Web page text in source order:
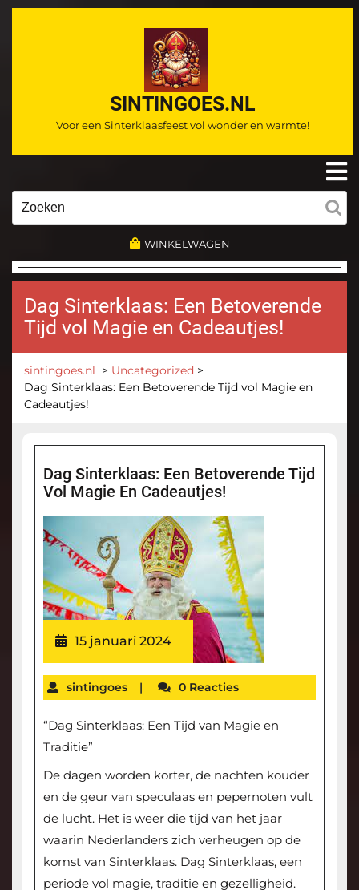
Ga
SINTINGOES.NL
Voor een Sinterklaasfeest vol wonder en warmte!
WINKELWAGEN
Dag Sinterklaas: Een Betoverende
Tijd vol Magie en Cadeautjes!
sintingoes.nl > Uncategorized >
Dag Sinterklaas: Een Betoverende Tijd vol Magie en
Cadeautjes!
Dag Sinterklaas: Een Betoverende Tijd
Vol Magie En Cadeautjes!
15 januari 2024
sintingoes | 0 Reacties
“Dag Sinterklaas: Een Tijd van Magie en
Traditie”
De dagen worden korter, de nachten kouder
en de geur van speculaas en pepernoten vult
de lucht. Het is weer die tijd van het jaar
waarin Nederlanders zich verheugen op de
komst van Sinterklaas. Dag Sinterklaas, een
periode vol magie, traditie en gezelligheid.